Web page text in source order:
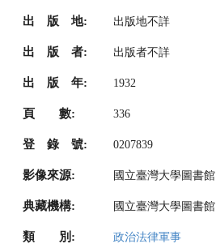
出 版 地: 出版地不詳
出 版 者: 出版者不詳
出 版 年: 1932
頁 數: 336
登 錄 號: 0207839
影像來源: 國立臺灣大學圖書館
典藏機構: 國立臺灣大學圖書館
類 別: 政治法律軍事